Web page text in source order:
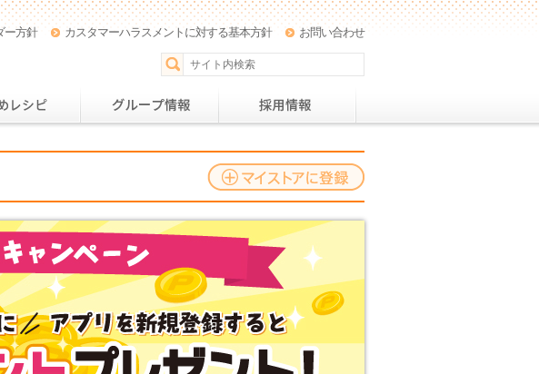
ー方針 カスタマーハラスメントに対する基本方針 お問い合わせ